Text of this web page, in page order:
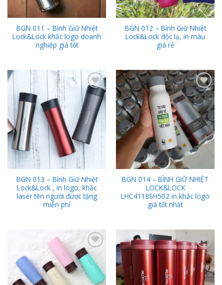
BGN 011 – Bình Giữ Nhiệt
Lock&Lock khắc logo doanh
nghiệp giá tốt
BGN 012 – Bình Giữ Nhiệt
Lock&Lock độc lạ, in màu
giá rẻ
Add to
Wishlist
BGN 013 – Bình Giữ Nhiệt
Lock&Lock , in logo, khắc
laser tên người được tặng
miễn phí
Add to
Wishlist
BGN 014 – BÌNH GIỮ NHIỆT
LOCK&LOCK
LHC4118SH502 in khắc logo
giá tốt nhất
Add to
Wishlist
Add to
Wishlist